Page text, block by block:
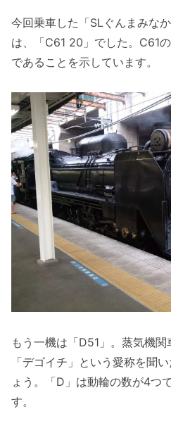
今回乗車した「SLぐんまみな
は、「C61 20」でした。C61
であることを示しています。
もう一機は「D51」。蒸気機関
「デゴイチ」という愛称を聞
ょう。「D」は動輪の数が4つ
す。